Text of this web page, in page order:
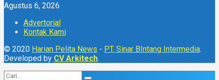
Agustus 6, 2026
Advertorial
Kontak Kami
© 2020 Harian Pelita News - PT. Sinar BIntang Intermedia.
Developed by CV Arkitech.